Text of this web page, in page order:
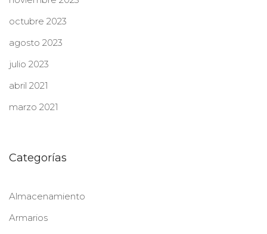
octubre 2023
agosto 2023
julio 2023
abril 2021
marzo 2021
Categorías
Almacenamiento
Armarios